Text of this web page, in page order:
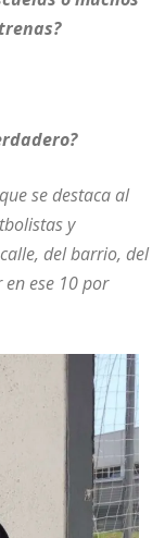
se destaca al
y
del barrio, del
ese 10 por